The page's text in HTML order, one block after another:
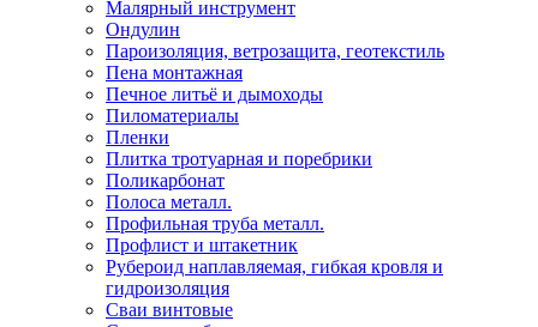
Малярный инструмент
Ондулин
Пароизоляция, ветрозащита, геотекстиль
Пена монтажная
Печное литьё и дымоходы
Пиломатериалы
Пленки
Плитка тротуарная и поребрики
Поликарбонат
Полоса металл.
Профильная труба металл.
Профлист и штакетник
Рубероид наплавляемая, гибкая кровля и
гидроизоляция
Сваи винтовые